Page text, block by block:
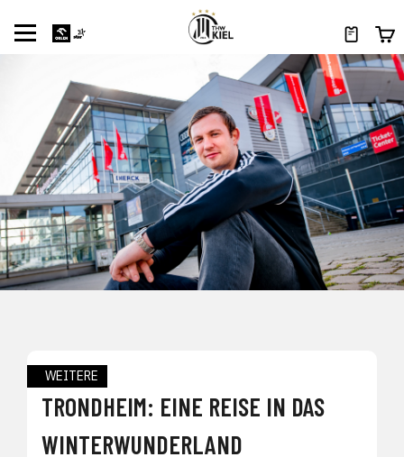
WEITERE
TRONDHEIM: EINE REISE IN DAS
WINTERWUNDERLAND